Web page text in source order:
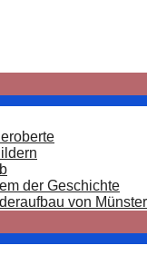
der Geschichte
von